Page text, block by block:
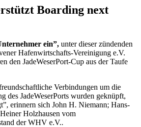
Boarding next
ein”, unter dieser zündenden
Hafenwirtschafts-Vereinigung e.V.
den JadeWeserPort-Cup aus der Taufe
Verbindungen um die
des JadeWeserPorts wurden geknüpft,
erinnern sich John H. Niemann; Hans-
Holzhausen vom
der WHV e.V..